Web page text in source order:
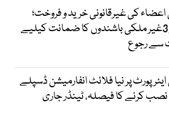
اعضاء کی غیرقانونی خرید و فروخت؛
گرفتار 3غیر ملکی باشندوں کا ضمانت کیلیے
سے رجوع
پر نیا فلائٹ انفارمیشن ڈسپلے
کرنے کا فیصلہ، ٹینڈر جاری